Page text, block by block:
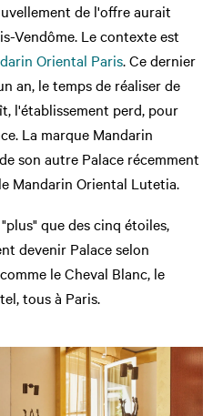
de l'offre aurait
Vendôme. Le contexte est
Oriental Paris. Ce dernier
an, le temps de réaliser de
l'établissement perd, pour
La marque Mandarin
son autre Palace récemment
Mandarin Oriental Lutetia.
que des cinq étoiles,
devenir Palace selon
le Cheval Blanc, le
tous à Paris.